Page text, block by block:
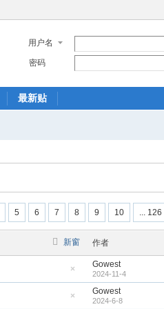
用户名
密码
最新贴
5 6 7 8 9 10 ... 126
新窗 作者
藏
置
Gowest
2024-11-4
Gowest
2024-6-8